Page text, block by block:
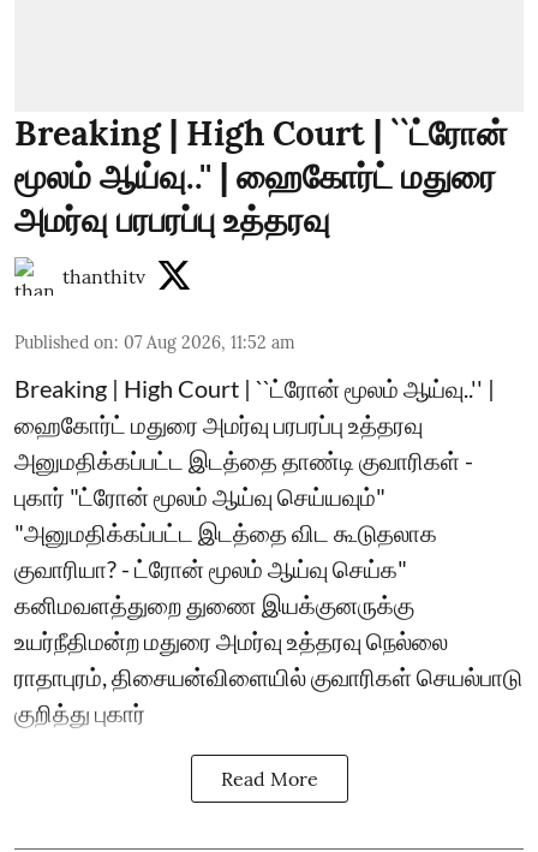
Breaking | High Court | ``ட்ரோன்
மூலம் ஆய்வு..'' | ஹைகோர்ட் மதுரை
அமர்வு பரபரப்பு உத்தரவு
thanthitv
Published on: 07 Aug 2026, 11:52 am
Breaking | High Court | ``ட்ரோன் மூலம் ஆய்வு..'' |
ஹைகோர்ட் மதுரை அமர்வு பரபரப்பு உத்தரவு
அனுமதிக்கப்பட்ட இடத்தை தாண்டி குவாரிகள் -
புகார் "ட்ரோன் மூலம் ஆய்வு செய்யவும்"
"அனுமதிக்கப்பட்ட இடத்தை விட கூடுதலாக
குவாரியா? - ட்ரோன் மூலம் ஆய்வு செய்க"
கனிமவளத்துறை துணை இயக்குனருக்கு
உயர்நீதிமன்ற மதுரை அமர்வு உத்தரவு நெல்லை
ராதாபுரம், திசையன்விளையில் குவாரிகள் செயல்பாடு
குறித்து புகார்
Read More